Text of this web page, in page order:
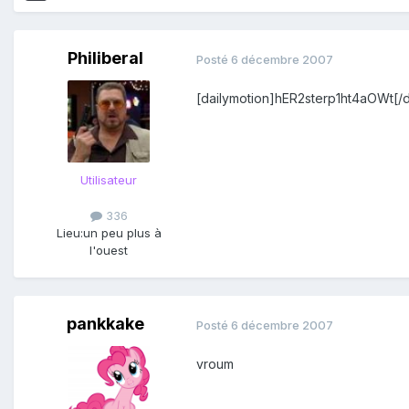
Philiberal
Utilisateur
336
Lieu:un peu plus à
l'ouest
Posté 6 décembre 2007
[dailymotion]hER2sterp1ht4aOWt[/
pankkake Posté 6 décembre 2007
vroum